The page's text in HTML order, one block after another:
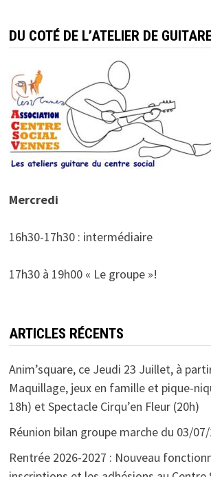
DU COTÉ DE L’ATELIER DE
Mercredi
16h30-17h30 : intermédiaire
17h30 à 19h00 « Le groupe »!
ARTICLES RÉCENTS
Anim’square, ce Jeudi 23 Juillet, à
Maquillage, jeux en famille et pique-
18h) et Spectacle Cirqu’en Fleur (20h)
Réunion bilan groupe marche du 03/
Rentrée 2026-2027 : Nouveau